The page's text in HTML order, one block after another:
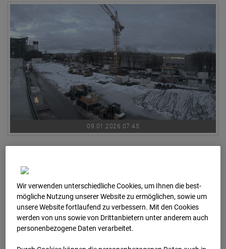
09.01.2026 07:45
Wir verwenden unterschiedliche Cookies, um Ihnen die best­
mögliche Nutzung unserer Website zu ermöglichen, sowie um
unsere Website fortlaufend zu verbessern. Mit den Cookies
werden von uns sowie von Drittanbietern unter anderem auch
personenbezogene Daten verarbeitet.